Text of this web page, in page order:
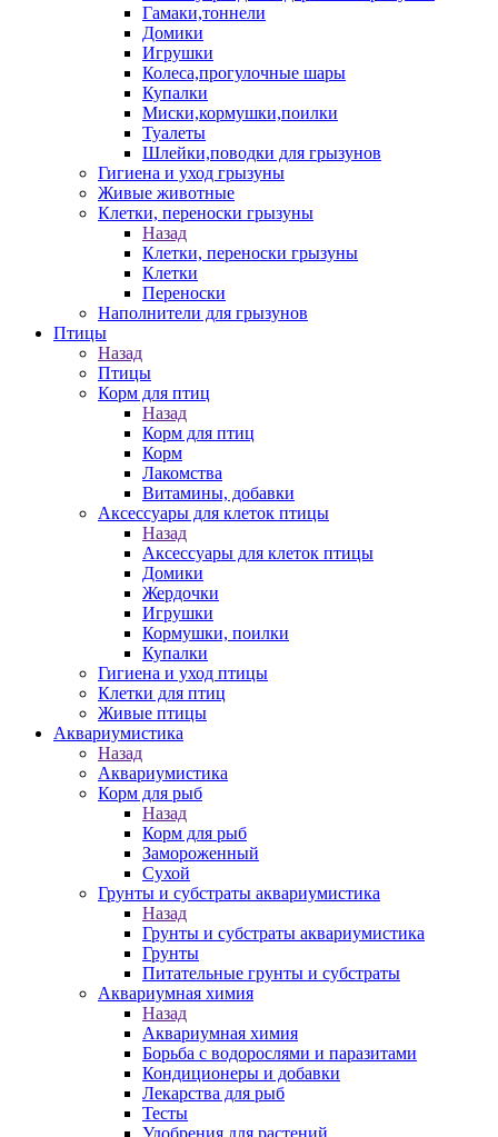
Гамаки,тоннели
Домики
Игрушки
Колеса,прогулочные шары
Купалки
Миски,кормушки,поилки
Туалеты
Шлейки,поводки для грызунов
Гигиена и уход грызуны
Живые животные
Клетки, переноски грызуны
Назад
Клетки, переноски грызуны
Клетки
Переноски
Наполнители для грызунов
Птицы
Назад
Птицы
Корм для птиц
Назад
Корм для птиц
Корм
Лакомства
Витамины, добавки
Аксессуары для клеток птицы
Назад
Аксессуары для клеток птицы
Домики
Жердочки
Игрушки
Кормушки, поилки
Купалки
Гигиена и уход птицы
Клетки для птиц
Живые птицы
Аквариумистика
Назад
Аквариумистика
Корм для рыб
Назад
Корм для рыб
Замороженный
Сухой
Грунты и субстраты аквариумистика
Назад
Грунты и субстраты аквариумистика
Грунты
Питательные грунты и субстраты
Аквариумная химия
Назад
Аквариумная химия
Борьба с водорослями и паразитами
Кондиционеры и добавки
Лекарства для рыб
Тесты
Удобрения для растений